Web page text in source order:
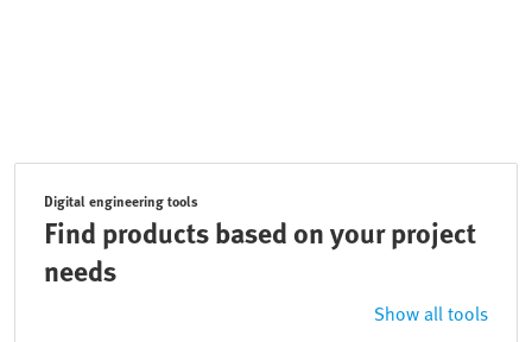
Digital engineering tools
Find products based on your project
needs
Show all tools